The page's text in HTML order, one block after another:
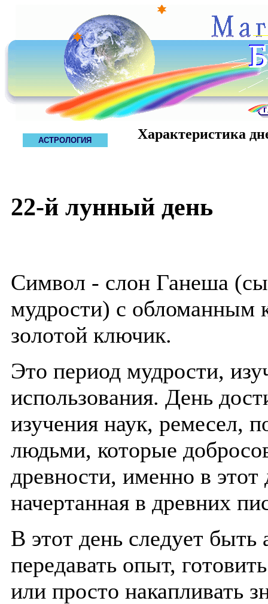
АСТРОЛОГИЯ Характеристика
22-й лунный день
Символ - слон Ганеша
мудрости) с обломанным
золотой ключик.
Это период мудрости,
использования. День
изучения наук, ремесел,
людьми, которые
древности, именно в этот
начертанная в древних
В этот день следует быть
передавать опыт,
или просто накапливать